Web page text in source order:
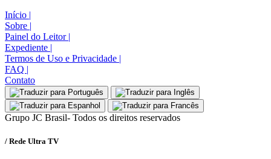
Início |
Sobre |
Painel do Leitor |
Expediente |
Termos de Uso e Privacidade |
FAQ |
Contato
Grupo JC Brasil- Todos os direitos reservados
/ Rede Ultra TV